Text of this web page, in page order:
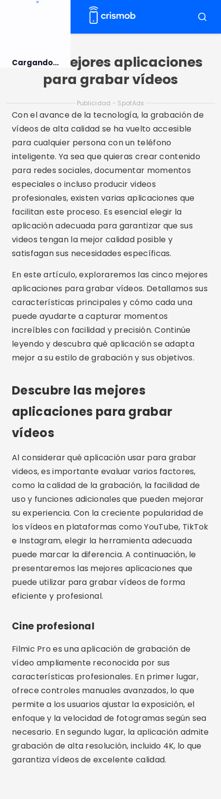
Cargando...
Las 5 mejores aplicaciones
para grabar vídeos
Publicidad - SpotAds
Con el avance de la tecnología, la grabación de
vídeos de alta calidad se ha vuelto accesible
para cualquier persona con un teléfono
inteligente. Ya sea que quieras crear contenido
para redes sociales, documentar momentos
especiales o incluso producir videos
profesionales, existen varias aplicaciones que
facilitan este proceso. Es esencial elegir la
aplicación adecuada para garantizar que sus
videos tengan la mejor calidad posible y
satisfagan sus necesidades específicas.
En este artículo, exploraremos las cinco mejores
aplicaciones para grabar vídeos. Detallamos sus
características principales y cómo cada una
puede ayudarte a capturar momentos
increíbles con facilidad y precisión. Continúe
leyendo y descubra qué aplicación se adapta
mejor a su estilo de grabación y sus objetivos.
Descubre las mejores
aplicaciones para grabar
vídeos
Al considerar qué aplicación usar para grabar
videos, es importante evaluar varios factores,
como la calidad de la grabación, la facilidad de
uso y funciones adicionales que pueden mejorar
su experiencia. Con la creciente popularidad de
los vídeos en plataformas como YouTube, TikTok
e Instagram, elegir la herramienta adecuada
puede marcar la diferencia. A continuación, le
presentaremos las mejores aplicaciones que
puede utilizar para grabar vídeos de forma
eficiente y profesional.
Cine profesional
Filmic Pro es una aplicación de grabación de
vídeo ampliamente reconocida por sus
características profesionales. En primer lugar,
ofrece controles manuales avanzados, lo que
permite a los usuarios ajustar la exposición, el
enfoque y la velocidad de fotogramas según sea
necesario. En segundo lugar, la aplicación admite
grabación de alta resolución, incluido 4K, lo que
garantiza vídeos de excelente calidad.